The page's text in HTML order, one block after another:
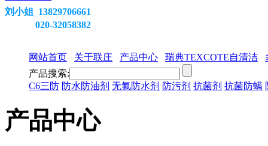
刘小姐 13829706661
020-32058382
网站首页 关于联庄 产品中心 瑞典TEXCOTE自清洁
产品搜索:
C6三防 防水防油剂 无氟防水剂 防污剂 抗菌剂 抗菌防螨
产品中心